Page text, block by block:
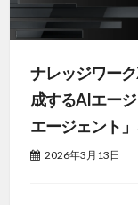
ナレッジワー
成するAIエー
エージェント」
2026年3月13日